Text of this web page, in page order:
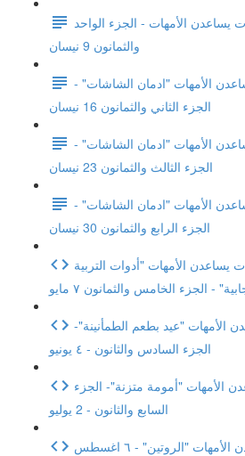
يساعدن الأمهات - الجزء الواحد
والثمانون 9 نيسان
الأمهات "ادمان الشاشات" -
الجزء الثاني والثمانون 16 نيسان
الأمهات "ادمان الشاشات" -
الجزء الثالث والثمانون 23 نيسان
الأمهات "ادمان الشاشات" -
الجزء الرابع والثمانون 30 نيسان
يساعدن الأمهات "أدوات التربية
- الجزء الخامس والثمانون ٧ مايو
الأمهات "عيد بطعم الطمأنينة"-
الجزء السادس والثانون - ٤ يونيو
الأمهات "أمومة متزنة"- الجزء
السابع والثانون - 2 يوليو
"الروتين" - ٦ اغسطس